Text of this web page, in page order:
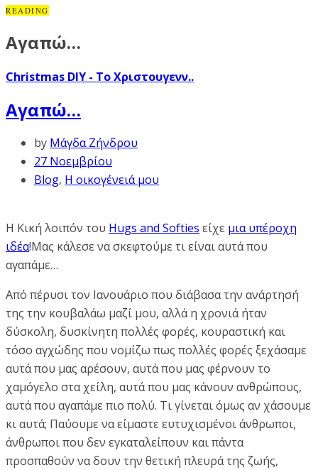
READING
Αγαπώ…
Christmas DIY - Το Χριστουγενν..
Αγαπώ…
by Μάγδα Ζήνδρου
27 Νοεμβρίου
Blog, Η οικογένειά μου
Η Κική λοιπόν του Hugs and Softies είχε μια υπέροχη
ιδέα!Μας κάλεσε να σκεφτούμε τι είναι αυτά που
αγαπάμε…
Από πέρυσι τον Ιανουάριο που διάβασα την ανάρτησή
της την κουβαλάω μαζί μου, αλλά η χρονιά ήταν
δύσκολη, δυσκίνητη πολλές φορές, κουραστική και
τόσο αγχώδης που νομίζω πως πολλές φορές ξεχάσαμε
αυτά που μας αρέσουν, αυτά που μας φέρνουν το
χαμόγελο στα χείλη, αυτά που μας κάνουν ανθρώπους,
αυτά που αγαπάμε πιο πολύ. Τι γίνεται όμως αν χάσουμε
κι αυτά; Παύουμε να είμαστε ευτυχισμένοι άνθρωποι,
άνθρωποι που δεν εγκαταλείπουν και πάντα
προσπαθούν να δουν την θετική πλευρά της ζωής,